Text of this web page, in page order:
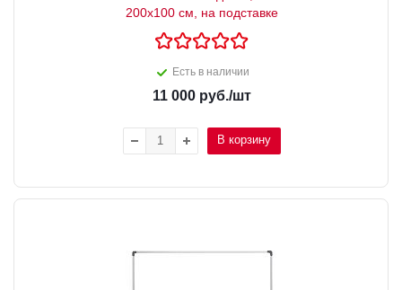
200х100 см, на подставке
Есть в наличии
11 000руб./шт
В корзину